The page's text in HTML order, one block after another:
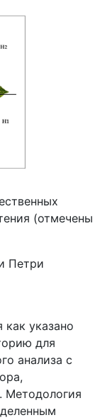
(отмечены
Петри
указано
для
анализа с
Методология